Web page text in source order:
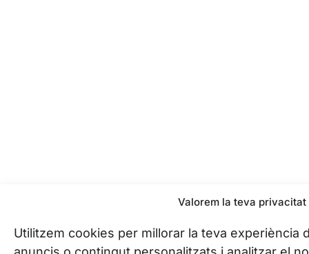
Valorem la teva privacitat
Utilitzem cookies per millorar la teva experiència